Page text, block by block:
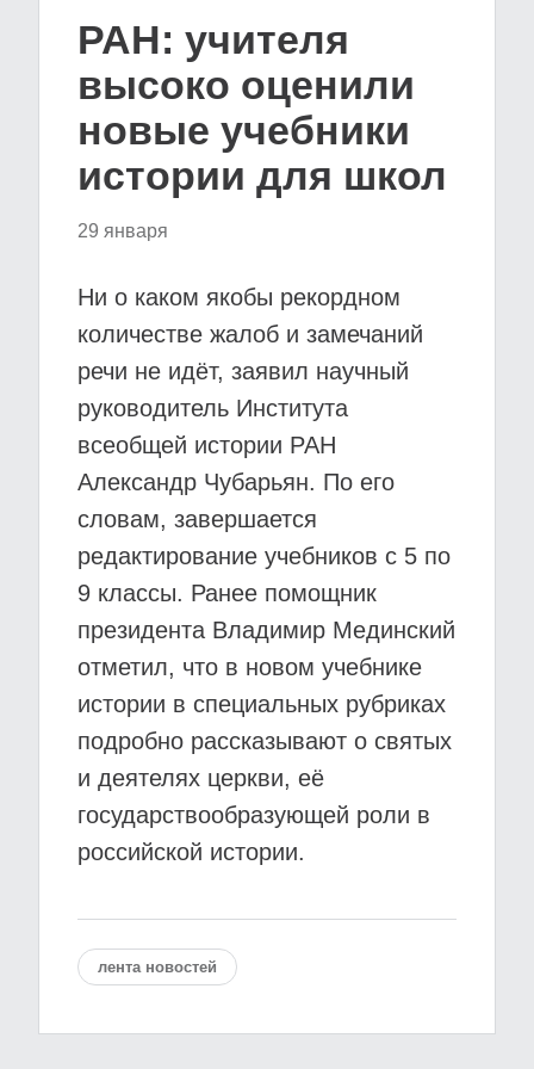
РАН: учителя
высоко оценили
новые учебники
истории для школ
29 января
Ни о каком якобы рекордном
количестве жалоб и замечаний
речи не идёт, заявил научный
руководитель Института
всеобщей истории РАН
Александр Чубарьян. По его
словам, завершается
редактирование учебников с 5 по
9 классы. Ранее помощник
президента Владимир Мединский
отметил, что в новом учебнике
истории в специальных рубриках
подробно рассказывают о святых
и деятелях церкви, её
государствообразующей роли в
российской истории.
лента новостей